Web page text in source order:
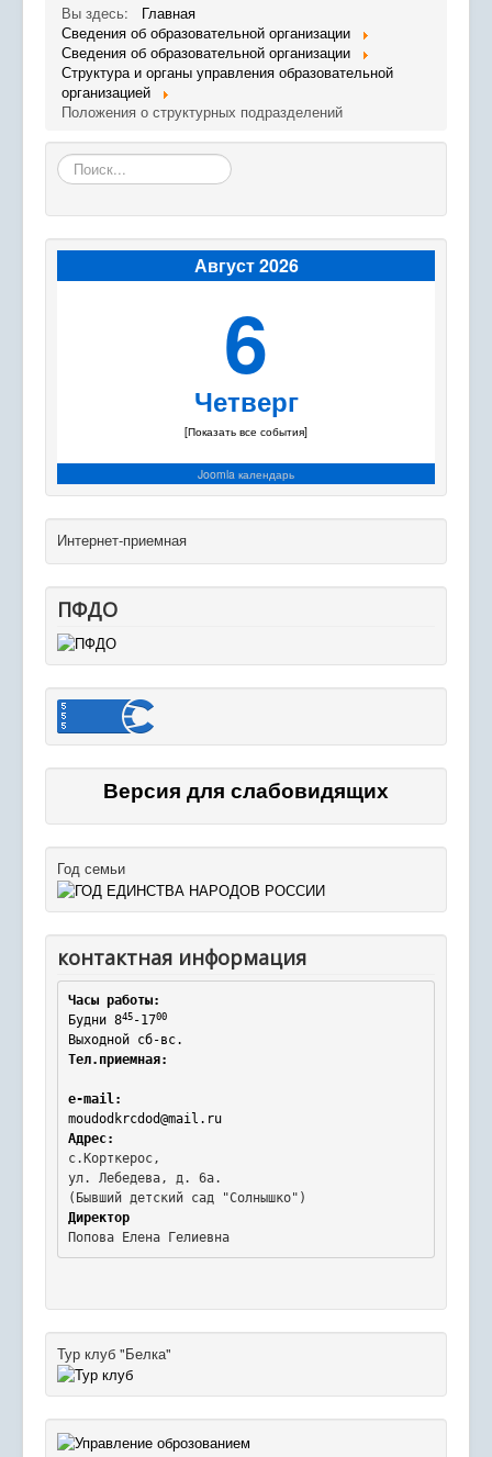
Программы
Успех каждого ребенка
Родителям
Сведения об организации отдыха детей и их
оздоровления
мероприятий
Вы здесь:
Главная
Сведения об образовательной организации
Сведения об образовательной организации
Структура и органы управления образовательной
организацией
Положения о структурных подразделений
Искать...
Август 2026
6
Четверг
[Показать все события]
Joomla календарь
Интернет-приемная
ПФДО
Версия для слабовидящих
Год семьи
контактная информация
Часы работы:
Будни 845-1700
Выходной сб-вс.
Тел.приемная:
e-mail:
moudodkrcdod@mail.ru
Адрес:
с.Корткерос,
ул. Лебедева, д. 6а.
Директор
Попова Елена Гелиевна
Тур клуб "Белка"